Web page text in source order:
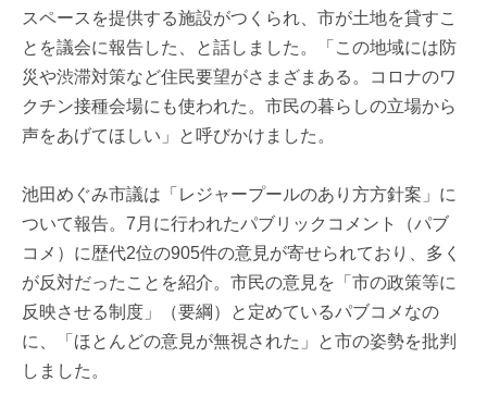
スペースを提供する施設がつくられ、市が土地を貸すこ
とを議会に報告した、と話しました。「この地域には防
災や渋滞対策など住民要望がさまざまある。コロナのワ
クチン接種会場にも使われた。市民の暮らしの立場から
声をあげてほしい」と呼びかけました。
池田めぐみ市議は「レジャープールのあり方方針案」に
ついて報告。7月に行われたパブリックコメント（パブ
コメ）に歴代2位の905件の意見が寄せられており、多く
が反対だったことを紹介。市民の意見を「市の政策等に
反映させる制度」（要綱）と定めているパブコメなの
に、「ほとんどの意見が無視された」と市の姿勢を批判
しました。